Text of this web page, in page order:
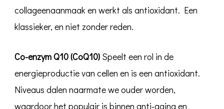
collageenaanmaak en werkt als antioxidant. Een
klassieker, en niet zonder reden.
Co-enzym Q10 (CoQ10) Speelt een rol in de
energieproductie van cellen en is een antioxidant.
Niveaus dalen naarmate we ouder worden,
waardoor het populair is binnen anti-aging en